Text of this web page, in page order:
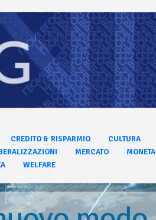
CREDITO & RISPARMIO CULTURA
MERCATO MONETA
WELFARE